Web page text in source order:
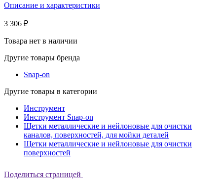
Описание и характеристики
3 306 ₽
Товара нет в наличии
Другие товары бренда
Snap-on
Другие товары в категории
Инструмент
Инструмент Snap-on
Щетки металлические и нейлоновые для очистки
каналов, поверхностей, для мойки деталей
Щетки металлические и нейлоновые для очистки
поверхностей
Поделиться страницей